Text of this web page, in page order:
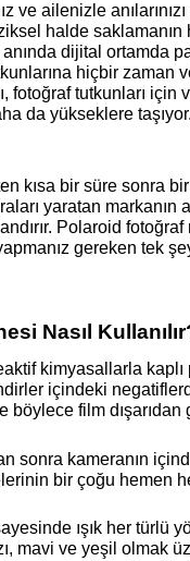
ve ailenizle
halde
dijital ortamda
hiçbir
fotoğraf tutkunları için
da yükseklere
kısa bir süre sonra
yaratan
. Polaroid
gereken tek
Nasıl
kimyasallarla
içindeki
film dışarıdan
sonra kameranın
bir çoğu hemen
ışık her türlü
mavi ve yeşil